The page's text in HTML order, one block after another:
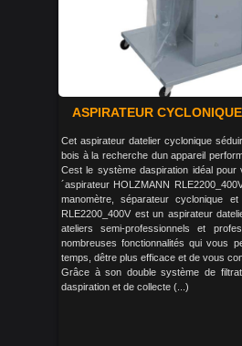
ASPIRATEUR
Cet aspirateur datelier cyclonique
bois à la recherche dun appareil
Cest le système daspiration idéal pour
´aspirateur HOLZMANN
manomètre, séparateur cyclonique
RLE2200_400V est un aspirateur
ateliers semi-professionnels et
nombreuses fonctionnalités qui vous
temps, dêtre plus efficace et de vous
Grâce à son double système de
daspiration et de collecte (...)